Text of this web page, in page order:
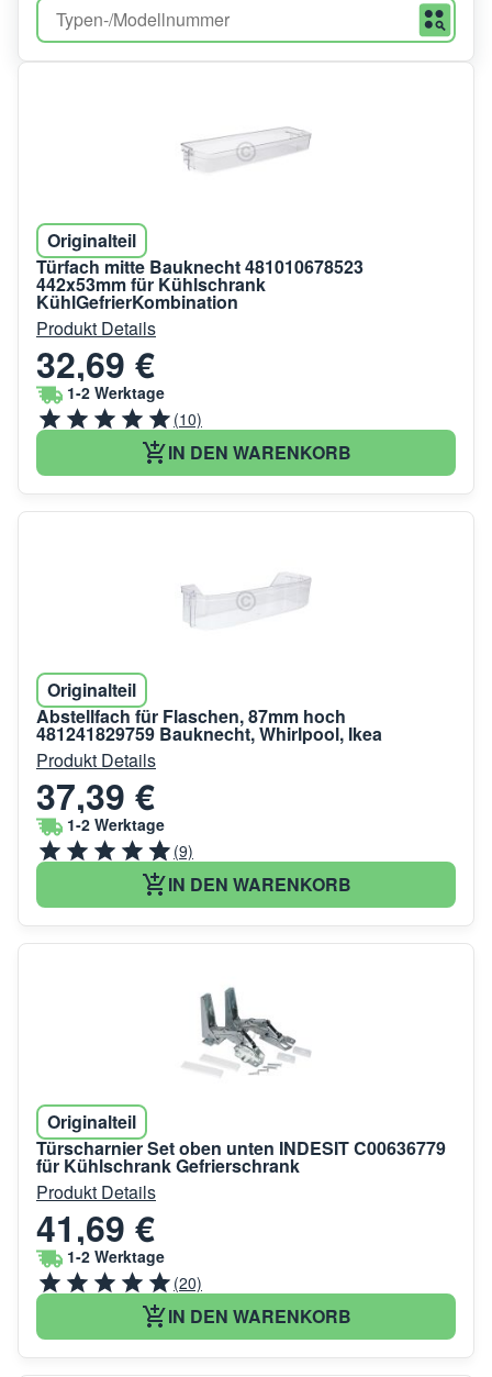
Originalteil
Türfach mitte Bauknecht 481010678523
442x53mm für Kühlschrank
KühlGefrierKombination
Produkt Details
32,69 €
1-2 Werktage
(10)
IN DEN WARENKORB
Originalteil
Abstellfach für Flaschen, 87mm hoch
481241829759 Bauknecht, Whirlpool, Ikea
Produkt Details
37,39 €
1-2 Werktage
(9)
IN DEN WARENKORB
Originalteil
Türscharnier Set oben unten INDESIT C00636779
für Kühlschrank Gefrierschrank
Produkt Details
41,69 €
1-2 Werktage
(20)
IN DEN WARENKORB